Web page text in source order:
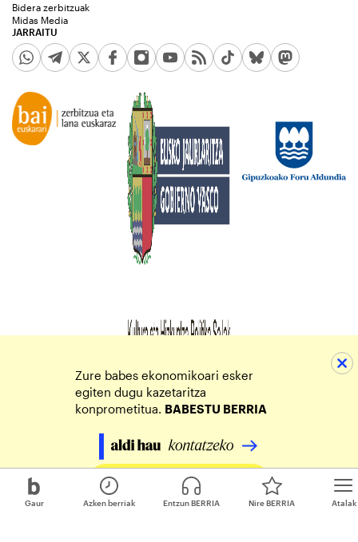
Gaur Atalak
Azken berriak Entzun BERRIA Nire BERRIA
JARRAITU
Bidera zerbitzuak
Midas Media
Zure babes ekonomikoari esker
egiten dugu kazetaritza
konprometitua. BABESTU BERRIA
Egin zure ekarpena